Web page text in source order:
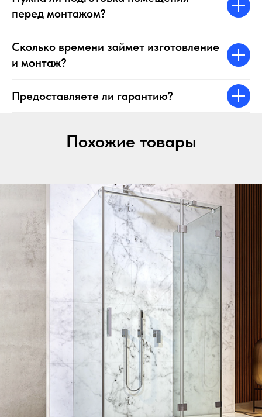
перед монтажом?
Сколько времени займет изготовление
и монтаж?
Предоставляете ли гарантию?
Похожие товары